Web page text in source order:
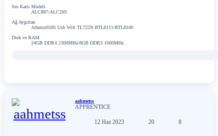
Ses Kartı Modeli
ALC887/ALC269
Ağ Aygıtları
Atheros9285 Usb Wifi TL722N RTL8111/RTL8100
Disk ve RAM
24GB DDR4 2300MHz/8GB DDR3 1600MHz
aahmetss
APPRENTICE
12 Haz 2023 20 8